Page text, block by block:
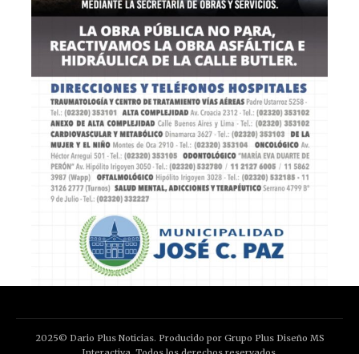
2025© Dario Plus Noticias. Producido por Grupo Plus Diseño MS